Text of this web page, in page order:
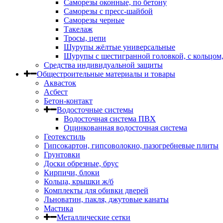
Саморезы оконные, по бетону
Саморезы с пресс-шайбой
Саморезы черные
Такелаж
Тросы, цепи
Шурупы жёлтые универсальные
Шурупы с шестигранной головкой, с
Средства индивидуальной защиты
Общестроительные материалы и товары
Аквасток
Асбест
Бетон-контакт
Водосточные системы
Водосточная система ПВХ
Оцинкованная водосточная система
Геотекстиль
Гипсокартон, гипсоволокно, пазогребневые плиты
Грунтовки
Доски обрезные, брус
Кирпичи, блоки
Кольца, крышки ж/б
Комплекты для обивки дверей
Льноватин, пакля, джутовые канаты
Мастика
Металлические сетки